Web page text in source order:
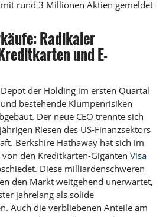
mit rund 3 Millionen Aktien gemeldet
Radikaler
und E-
der Holding im ersten Quartal
bestehende Klumpenrisiken
Der neue CEO trennte sich
Riesen des US-Finanzsektors
Berkshire Hathaway hat sich im
den Kreditkarten-Giganten Visa
Diese milliardenschweren
den Markt weitgehend unerwartet,
jahrelang als solide
Auch die verbliebenen Anteile am